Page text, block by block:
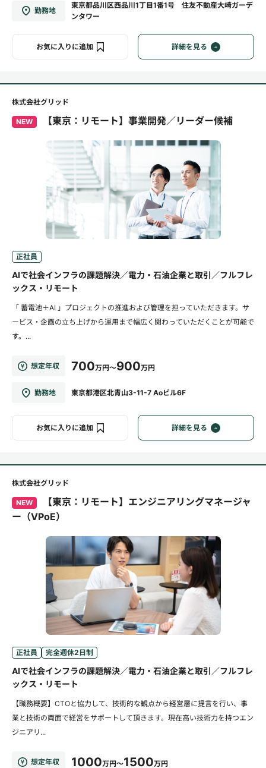
勤務地
東京都品川区西品川1丁目1番1号 住友不動産大崎ガーデ
ンタワー
お気に入りに追加 詳細を見る
株式会社グリッド
NEW 【東京：リモート】事業開発／リーダー候補
正社員
AIで社会インフラの課題解決／電力・石油企業と取引／フルフレ
ックス・リモート
「 蓄電池＋AI 」プロジェクトの推進および管理を担っていただきます。サ
ービス・企画の立ち上げから運用まで幅広く関わっていただくことが可能で
す。...
想定年収 700万円～900万円
勤務地 東京都港区北青山3-11-7 Aoビル6F
お気に入りに追加 詳細を見る
株式会社グリッド
NEW
【東京：リモート】エンジニアリングマネージャ
ー（VPoE）
正社員 完全週休2日制
AIで社会インフラの課題解決／電力・石油企業と取引／フルフレ
ックス・リモート
【職務概要】CTOと協力して、技術的な観点から経営層に提言を行い、事
業と技術の両面で経営をサポートして頂きます。現在高い技術力を持つエン
ジニアリ...
想定年収 1000万円～1500万円